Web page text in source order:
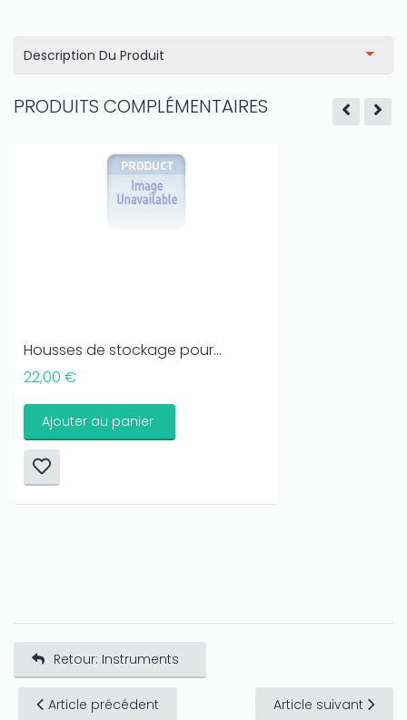
Description Du Produit
PRODUITS COMPLÉMENTAIRES
Housses de stockage pour...
22,00 €
Ajouter au panier
Retour: Instruments
Article précédent Article suivant